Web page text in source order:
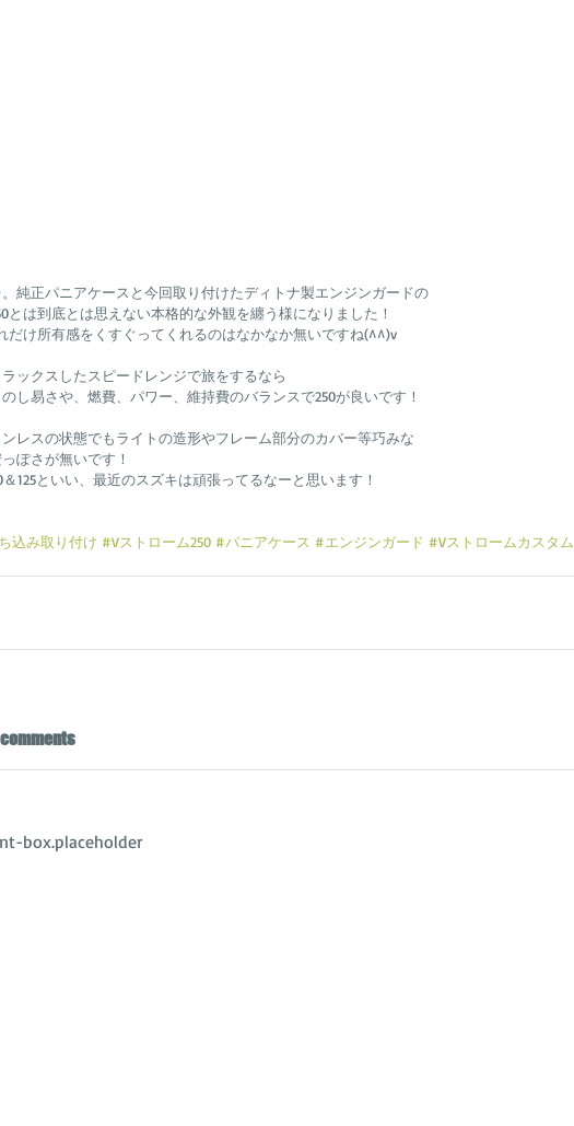
。純正パニアケースと今回取り付けたディトナ製エンジンガードの
とは到底とは思えない本格的な外観を纏う様になりました！
だけ所有感をくすぐってくれるのはなかなか無いですね(^^)v
ックスしたスピードレンジで旅をするなら
し易さや、燃費、パワー、維持費のバランスで250が良いです！
レスの状態でもライトの造形やフレーム部分のカバー等巧みな
ぽさが無いです！
＆125といい、最近のスズキは頑張ってるなーと思います！
込み取り付け #Vストローム250 #パニアケース #エンジンガード #Vストロームカスタム
box.placeholder